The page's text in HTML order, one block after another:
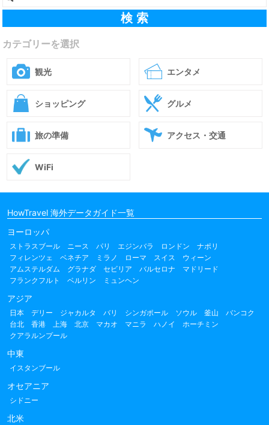
カテゴリーを選択
観光 エンタメ
ショッピング グルメ
旅の準備 アクセス・交通
WiFi
HowTravel 海外データガイド一覧
ヨーロッパ
ストラスブール ニース パリ エジンバラ ロンドン
ナポリ
フィレンツェ
ベネチア ミラノ ローマ スイス
ウィーン
アムステルダム
グラナダ セビリア バルセロナ
マドリード
フランクフルト
ベルリン ミュンヘン
アジア
日本 デリー ジャカルタ バリ シンガポール ソウル 釜山
バンコク
台北
香港 上海 北京 マカオ マニラ ハノイ
ホーチミン
クアラルンプール
中東
イスタンブール
オセアニア
シドニー
北米